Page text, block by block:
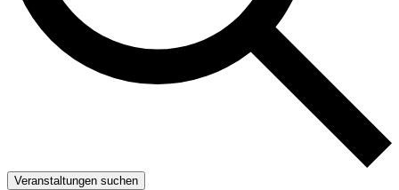
Veranstaltungen suchen